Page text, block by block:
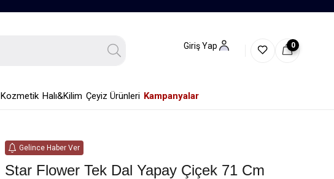
Giriş Yap 0
Kozmetik Halı&Kilim Çeyiz Ürünleri Kampanyalar
Gelince Haber Ver
Star Flower Tek Dal Yapay Çiçek 71 Cm